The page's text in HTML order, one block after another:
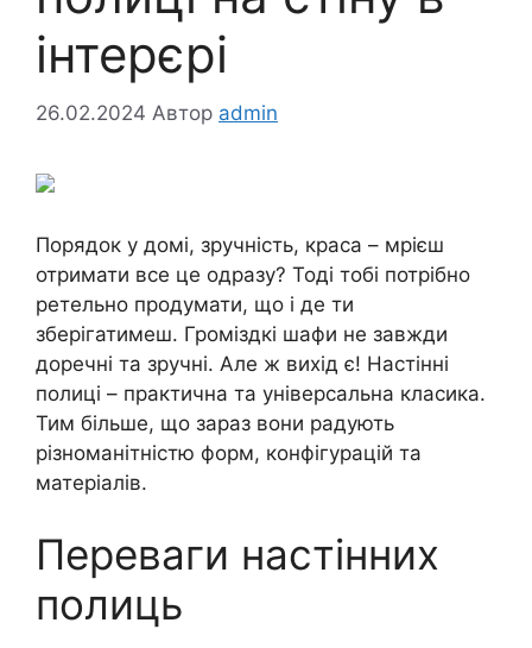
інтерєрі
26.02.2024 Автор admin
Порядок у домі, зручність, краса – мрієш
отримати все це одразу? Тоді тобі потрібно
ретельно продумати, що і де ти
зберігатимеш. Громіздкі шафи не завжди
доречні та зручні. Але ж вихід є! Настінні
полиці – практична та універсальна класика.
Тим більше, що зараз вони радують
різноманітністю форм, конфігурацій та
матеріалів.
Переваги настінних
полиць